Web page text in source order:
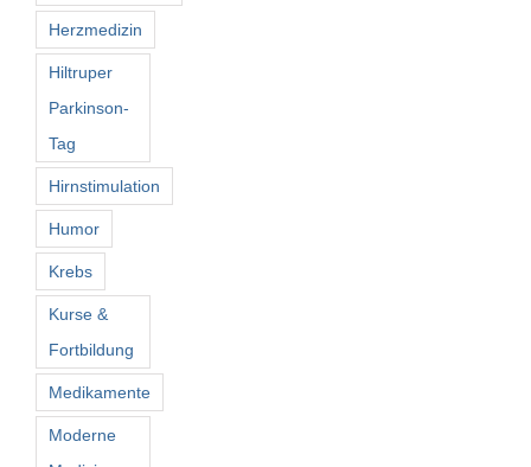
Herzmedizin
Hiltruper
Parkinson-
Tag
Hirnstimulation
Humor
Krebs
Kurse &
Fortbildung
Medikamente
Moderne